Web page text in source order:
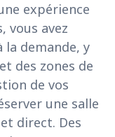
expérience
vous avez
la demande, y
des zones de
de vos
une salle
direct. Des